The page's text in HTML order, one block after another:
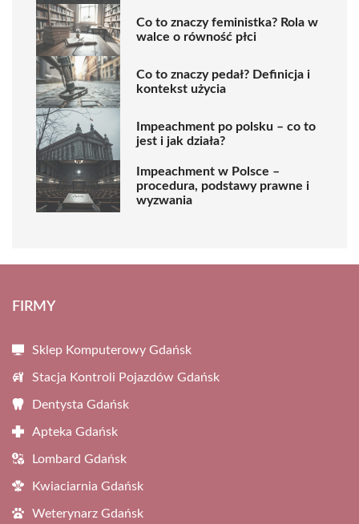
Co to znaczy feministka? Rola w
walce o równość płci
Co to znaczy pedał? Definicja i
kontekst użycia
Impeachment po polsku – co to
jest i jak działa?
Impeachment w Polsce –
procedura, podstawy prawne i
wyzwania
FIRMY
Sklep Komputerowy Gdańsk
Stacja Kontroli Pojazdów Gdańsk
Dentysta Gdańsk
Apteka Gdańsk
Lombard Gdańsk
Kwiaciarnia Gdańsk
Weterynarz Gdańsk